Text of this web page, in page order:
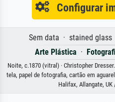
Configurar
Sem data · stained glass
Arte Plástica ·
Noite, c.1870 (vitral) · Christopher
tela, papel de fotografia, cartão em
Halifax, Allangate,